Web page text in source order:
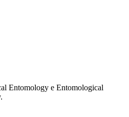
Entomology e Entomological